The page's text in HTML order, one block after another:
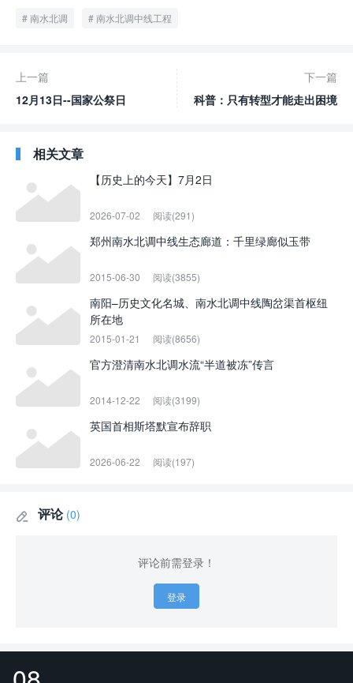
南水北调 南水北调中线工程
上一篇
12月13日--国家公祭日
下一篇
科普：只有转型才能走出困境
相关文章
【历史上的今天】7月2日
2026-07-02 阅读(291)
郑州南水北调中线生态廊道：千里绿廊似玉带
2015-06-30 阅读(3855)
南阳–历史文化名城、南水北调中线陶岔渠首枢纽
所在地
2015-01-21 阅读(8656)
官方澄清南水北调水流“半道被冻”传言
2014-12-22 阅读(3199)
英国首相斯塔默宣布辞职
2026-06-22 阅读(197)
 评论 (0)
评论前需登录！
登录